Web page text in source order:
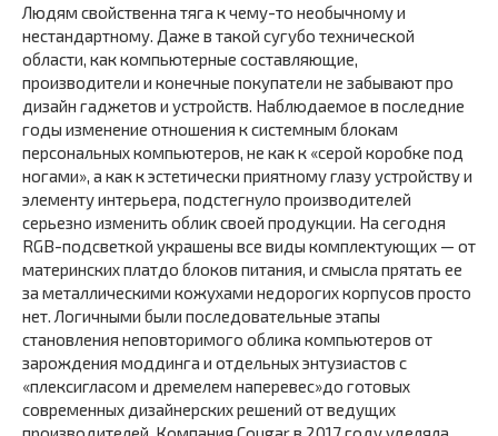
Людям свойственна тяга к чему-то необычному и
нестандартному. Даже в такой сугубо технической
области, как компьютерные составляющие,
производители и конечные покупатели не забывают про
дизайн гаджетов и устройств. Наблюдаемое в последние
годы изменение отношения к системным блокам
персональных компьютеров, не как к «серой коробке под
ногами», а как к эстетически приятному глазу устройству и
элементу интерьера, подстегнуло производителей
серьезно изменить облик своей продукции. На сегодня
RGB-подсветкой украшены все виды комплектующих — от
материнских платдо блоков питания, и смысла прятать ее
за металлическими кожухами недорогих корпусов просто
нет. Логичными были последовательные этапы
становления неповторимого облика компьютеров от
зарождения моддинга и отдельных энтузиастов с
«плексигласом и дремелем наперевес»до готовых
современных дизайнерских решений от ведущих